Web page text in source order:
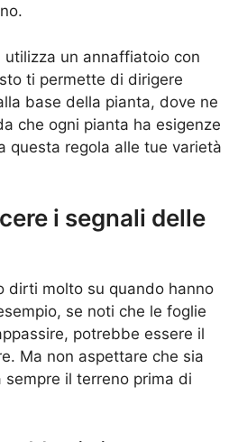
utilizza un annaffiatoio con
ti permette di dirigere
base della pianta, dove ne
che ogni pianta ha esigenze
questa regola alle tue varietà
i segnali delle
dirti molto su quando hanno
se noti che le foglie
potrebbe essere il
Ma non aspettare che sia
il terreno prima di